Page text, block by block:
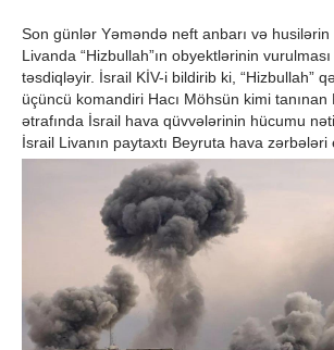
Son günlər Yəməndə neft anbarı və husilərin
Livanda “Hizbullah”ın obyektlərinin
təsdiqləyir. İsrail KİV-i bildirib ki, “Hizbullah”
üçüncü komandiri Hacı Möhsün kimi
ətrafında İsrail hava qüvvələrinin hücumu
İsrail Livanın paytaxtı Beyruta hava zərbələri